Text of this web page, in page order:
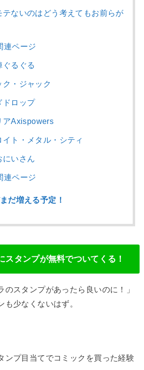
テないのはどう考えてもお前らが
連ページ
ぐるぐる
ク・ジャック
ドロップ
アAxispowers
イト・メタル・シティ
いさん
連ページ
だ増える予定！
スタンプが無料でついてくる！
のスタンプがあったら良いのに！」
も少なくないはず。
ンプ目当てでコミックを買った経験